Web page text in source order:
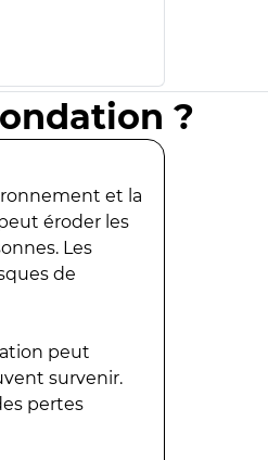
?
et la
éroder les
Les
de
peut
survenir.
pertes